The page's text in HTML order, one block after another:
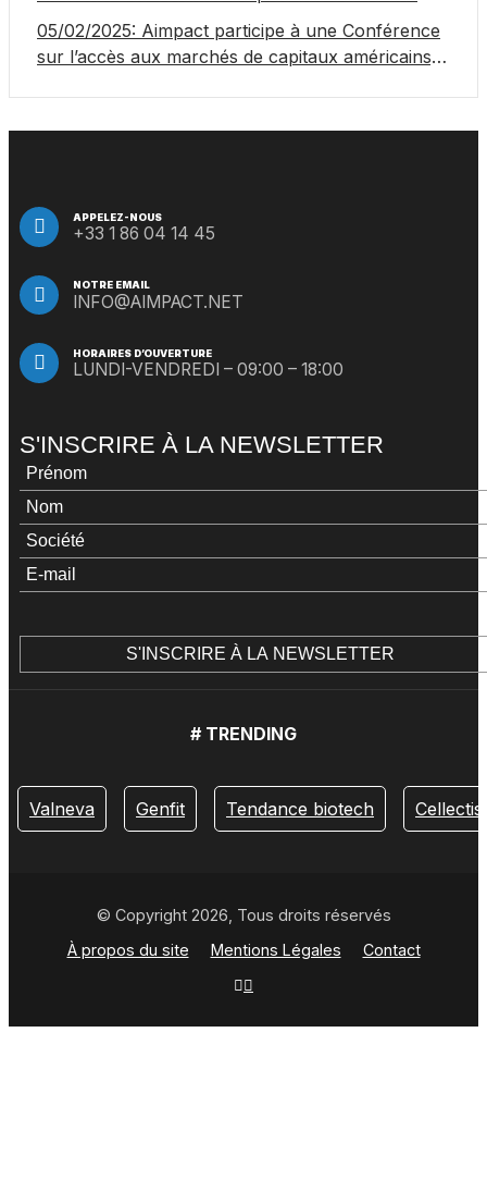
05/02/2025: Aimpact participe à une Conférence
sur l’accès aux marchés de capitaux américains,
APPELEZ-NOUS
+33 1 86 04 14 45
NOTRE EMAIL
INFO@AIMPACT.NET
HORAIRES D’OUVERTURE
LUNDI-VENDREDI – 09:00 – 18:00
S'INSCRIRE À LA NEWSLETTER
# TRENDING
Valneva Genfit Tendance biotech Cellectis
© Copyright 2026, Tous droits réservés
À propos du site
Mentions Légales Contact